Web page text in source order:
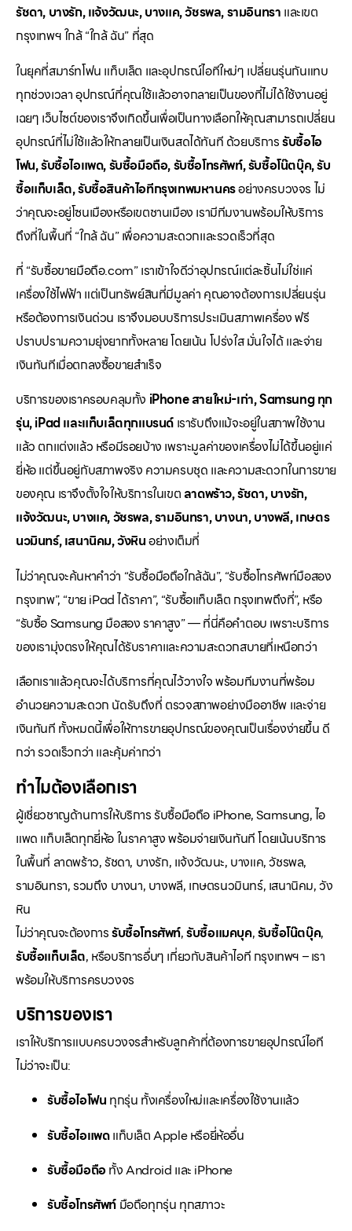
รัชดา, บางรัก, แจ้งวัฒนะ, บางแค, วัชรพล, รามอินทรา และเขต
กรุงเทพฯ ใกล้ “ใกล้ ฉัน” ที่สุด
ในยุคที่สมาร์ทโฟน แท็บเล็ต และอุปกรณ์ไอทีใหม่ๆ เปลี่ยนรุ่นกันแทบ
ทุกช่วงเวลา อุปกรณ์ที่คุณใช้แล้วอาจกลายเป็นของที่ไม่ได้ใช้งานอยู่
เฉยๆ เว็บไซต์ของเราจึงเกิดขึ้นเพื่อเป็นทางเลือกให้คุณสามารถเปลี่ยน
อุปกรณ์ที่ไม่ใช้แล้วให้กลายเป็นเงินสดได้ทันที ด้วยบริการรับซื้อไอ
โฟน, รับซื้อไอแพด, รับซื้อมือถือ, รับซื้อโทรศัพท์, รับซื้อโน๊ตบุ๊ค, รับ
ซื้อแท็บเล็ต, รับซื้อสินค้าไอทีกรุงเทพมหานครอย่างครบวงจร ไม่
ว่าคุณจะอยู่โซนเมืองหรือเขตชานเมือง เรามีทีมงานพร้อมให้บริการ
ถึงที่ในพื้นที่ “ใกล้ ฉัน” เพื่อความสะดวกและรวดเร็วที่สุด
ที่ “รับซื้อขายมือถือ.com” เราเข้าใจดีว่าอุปกรณ์แต่ละชิ้นไม่ใช่แค่
เครื่องใช้ไฟฟ้า แต่เป็นทรัพย์สินที่มีมูลค่า คุณอาจต้องการเปลี่ยนรุ่น
หรือต้องการเงินด่วน เราจึงมอบบริการประเมินสภาพเครื่อง ฟรี
ปราบปรามความยุ่งยากทั้งหลาย โดยเน้น โปร่งใส มั่นใจได้ และจ่าย
เงินทันทีเมื่อตกลงซื้อขายสำเร็จ
บริการของเราครอบคลุมทั้ง iPhone สายใหม่-เก่า, Samsung ทุก
รุ่น, iPad และแท็บเล็ตทุกแบรนด์ เรารับถึงแม้จะอยู่ในสภาพใช้งาน
แล้ว ตกแต่งแล้ว หรือมีรอยบ้าง เพราะมูลค่าของเครื่องไม่ได้ขึ้นอยู่แค่
ยี่ห้อ แต่ขึ้นอยู่กับสภาพจริง ความครบชุด และความสะดวกในการขาย
ของคุณ เราจึงตั้งใจให้บริการในเขตลาดพร้าว, รัชดา, บางรัก,
แจ้งวัฒนะ, บางแค, วัชรพล, รามอินทรา, บางนา, บางพลี, เกษตร
นวมินทร์, เสนานิคม, วังหินอย่างเต็มที่
ไม่ว่าคุณจะค้นหาคำว่า “รับซื้อมือถือใกล้ฉัน”, “รับซื้อโทรศัพท์มือสอง
กรุงเทพ”, “ขาย iPad ได้ราคา”, “รับซื้อแท็บเล็ต กรุงเทพถึงที่”, หรือ
“รับซื้อ Samsung มือสอง ราคาสูง” — ที่นี่คือคำตอบ เพราะบริการ
ของเรามุ่งตรงให้คุณได้รับราคาและความสะดวกสบายที่เหนือกว่า
เลือกเราแล้วคุณจะได้บริการที่คุณไว้วางใจ พร้อมทีมงานที่พร้อม
อำนวยความสะดวก นัดรับถึงที่ ตรวจสภาพอย่างมืออาชีพ และจ่าย
เงินทันที ทั้งหมดนี้เพื่อให้การขายอุปกรณ์ของคุณเป็นเรื่องง่ายขึ้น ดี
กว่า รวดเร็วกว่า และคุ้มค่ากว่า
ทำไมต้องเลือกเรา
ผู้เชี่ยวชาญด้านการให้บริการ รับซื้อมือถือ iPhone, Samsung, ไอ
แพด แท็บเล็ตทุกยี่ห้อ ในราคาสูง พร้อมจ่ายเงินทันที โดยเน้นบริการ
ในพื้นที่ ลาดพร้าว, รัชดา, บางรัก, แจ้งวัฒนะ, บางแค, วัชรพล,
รามอินทรา, รวมถึง บางนา, บางพลี, เกษตรนวมินทร์, เสนานิคม, วัง
หิน
ไม่ว่าคุณจะต้องการรับซื้อโทรศัพท์,รับซื้อแมคบุค,รับซื้อโน๊ตบุ๊ค,
รับซื้อแท็บเล็ต, หรือบริการอื่นๆ เกี่ยวกับสินค้าไอที กรุงเทพฯ – เรา
พร้อมให้บริการครบวงจร
บริการของเรา
เราให้บริการแบบครบวงจรสำหรับลูกค้าที่ต้องการขายอุปกรณ์ไอที
ไม่ว่าจะเป็น:
รับซื้อไอโฟน ทุกรุ่น ทั้งเครื่องใหม่และเครื่องใช้งานแล้ว
รับซื้อไอแพดแท็บเล็ต Apple หรือยี่ห้ออื่น
รับซื้อมือถือทั้ง Android และ iPhone
รับซื้อโทรศัพท์ มือถือทุกรุ่น ทุกสภาวะ